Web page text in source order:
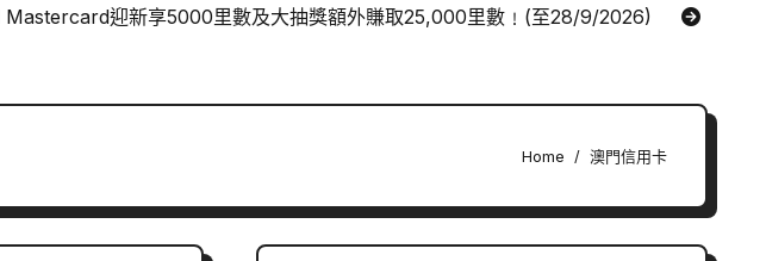
Mastercard迎新享5000里數及大抽獎額外賺取25,000里數﹗(至28/9/2026)
Home 澳門信用卡